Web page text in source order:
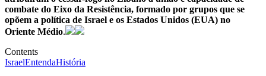
combate do Eixo da Resistência, formado por grupos que se
opõem a política de Israel e os Estados Unidos (EUA) no
Oriente Médio.
Contents
IsraelEntendaHistória